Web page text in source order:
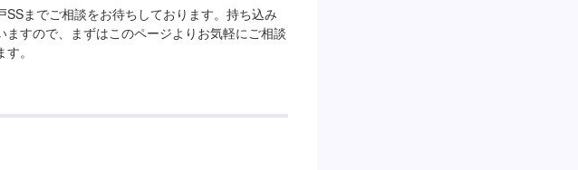
SSまでご相談をお待ちしております。持ち込み
ますので、まずはこのページよりお気軽にご相談
。